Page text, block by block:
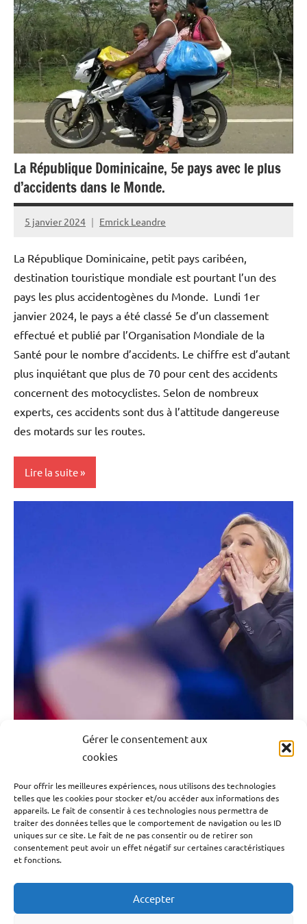
Gérer le consentement aux
cookies
Pour offrir les meilleures expériences, nous utilisons des technologies
telles que les cookies pour stocker et/ou accéder aux informations des
appareils. Le fait de consentir à ces technologies nous permettra de
traiter des données telles que le comportement de navigation ou les ID
uniques sur ce site. Le fait de ne pas consentir ou de retirer son
consentement peut avoir un effet négatif sur certaines caractéristiques
et fonctions.
Accepter
Blog
Brésil
France
Guyane
Justice
Monde
Outremer
Politique
Santé
La République Dominicaine, 5e pays avec le plus
d’accidents dans le Monde.
5 janvier 2024 Emrick Leandre
La République Dominicaine, petit pays caribéen,
destination touristique mondiale est pourtant l’un des
pays les plus accidentogènes du Monde. Lundi 1er
janvier 2024, le pays a été classé 5e d’un classement
effectué et publié par l’Organisation Mondiale de la
Santé pour le nombre d’accidents. Le chiffre est d’autant
plus inquiétant que plus de 70 pour cent des accidents
concernent des motocyclistes. Selon de nombreux
experts, ces accidents sont dus à l’attitude dangereuse
des motards sur les routes.
Lire la suite
Le Rassemblement National, nid d’espions russes.
3 janvier 2024 Emrick Leandre
Par le passé, le parti […]